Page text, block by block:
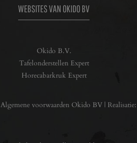
WEBSITES VAN OKIDO BV
Okido B.V.
Tafelonderstellen Expert
Horecabarkruk Expert
Algemene voorwaarden Okido BV | Realisatie: